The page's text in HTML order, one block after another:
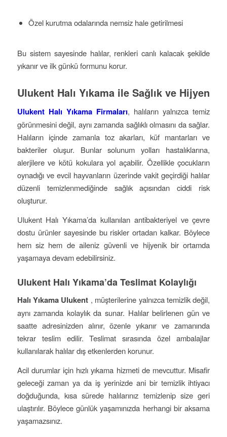
Özel kurutma odalarında nemsiz hale getirilmesi
Bu sistem sayesinde halılar, renkleri canlı kalacak şekilde
yıkanır ve ilk günkü formunu korur.
Ulukent Halı Yıkama ile Sağlık ve Hijyen
Ulukent Halı Yıkama Firmaları, halıların yalnızca temiz
görünmesini değil, aynı zamanda sağlıklı olmasını da sağlar.
Halıların içinde zamanla toz akarları, küf mantarları ve
bakteriler oluşur. Bunlar solunum yolları hastalıklarına,
alerjilere ve kötü kokulara yol açabilir. Özellikle çocukların
oynadığı ve evcil hayvanların üzerinde vakit geçirdiği halılar
düzenli temizlenmediğinde sağlık açısından ciddi risk
oluşturur.
Ulukent Halı Yıkama’da kullanılan antibakteriyel ve çevre
dostu ürünler sayesinde bu riskler ortadan kalkar. Böylece
hem siz hem de aileniz güvenli ve hijyenik bir ortamda
yaşamaya devam edebilirsiniz.
Ulukent Halı Yıkama’da Teslimat Kolaylığı
Halı Yıkama Ulukent , müşterilerine yalnızca temizlik değil,
aynı zamanda kolaylık da sunar. Halılar belirlenen gün ve
saatte adresinizden alınır, özenle yıkanır ve zamanında
tekrar teslim edilir. Teslimat sırasında özel ambalajlar
kullanılarak halılar dış etkenlerden korunur.
Acil durumlar için hızlı yıkama hizmeti de mevcuttur. Misafir
geleceği zaman ya da iş yerinizde ani bir temizlik ihtiyacı
doğduğunda, kısa sürede halılarınız temizlenip size geri
ulaştırılır. Böylece günlük yaşamınızda herhangi bir aksama
yaşamazsınız.